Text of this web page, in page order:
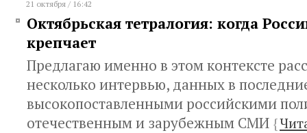
21 октября / 16:42
Октябрьская тетралогия: когда
крепчает
Предлагаю именно в этом контексте
несколько интервью, данных в
высокопоставленными российскими
отечественным и зарубежным СМИ {